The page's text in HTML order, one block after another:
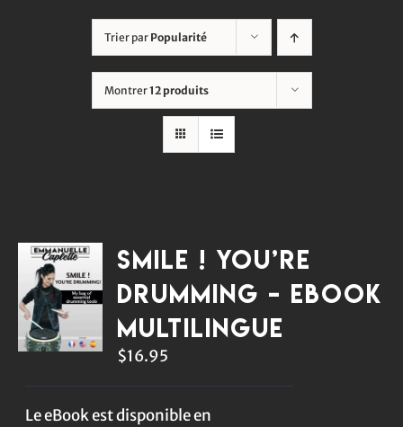
Trier par Popularité
Montrer12 produits
Smile ! You’re
Drumming – eBook
multilingue
$16.95
Le eBook est disponible en